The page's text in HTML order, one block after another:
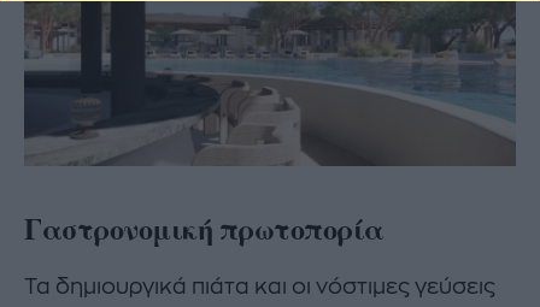
Γαστρονομική πρωτοπορία
Τα δημιουργικά πιάτα και οι νόστιμες γεύσεις